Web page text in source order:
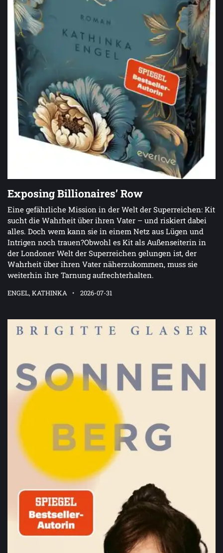
Exposing Billionaires’ Row
Eine gefährliche Mission in der Welt der Superreichen: Kit
sucht die Wahrheit über ihren Vater – und riskiert dabei
alles. Doch wem kann sie in einem Netz aus Lügen und
Intrigen noch trauen?Obwohl es Kit als Außenseiterin in
der Londoner Welt der Superreichen gelungen ist, der
Wahrheit über ihren Vater näherzukommen, muss sie
weiterhin ihre Tarnung aufrechterhalten.
ENGEL, KATHINKA 2026-07-31